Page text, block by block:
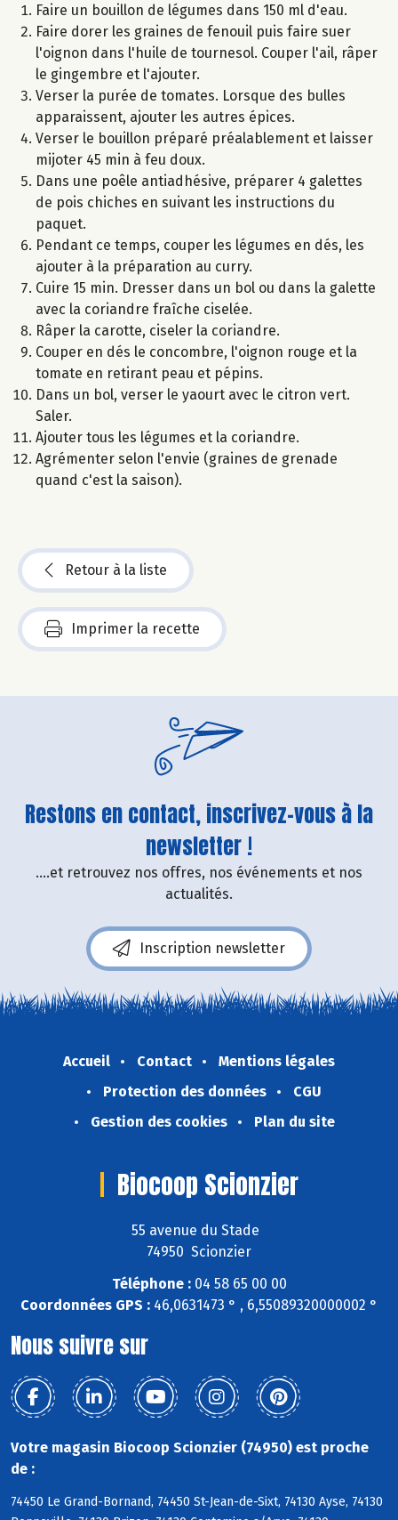
Faire un bouillon de légumes dans 150 ml d'eau.
Faire dorer les graines de fenouil puis faire suer
l'oignon dans l'huile de tournesol. Couper l'ail, râper
le gingembre et l'ajouter.
Verser la purée de tomates. Lorsque des bulles
apparaissent, ajouter les autres épices.
Verser le bouillon préparé préalablement et laisser
mijoter 45 min à feu doux.
Dans une poêle antiadhésive, préparer 4 galettes
de pois chiches en suivant les instructions du
paquet.
Pendant ce temps, couper les légumes en dés, les
ajouter à la préparation au curry.
Cuire 15 min. Dresser dans un bol ou dans la galette
avec la coriandre fraîche ciselée.
Râper la carotte, ciseler la coriandre.
Couper en dés le concombre, l'oignon rouge et la
tomate en retirant peau et pépins.
Dans un bol, verser le yaourt avec le citron vert.
Saler.
Ajouter tous les légumes et la coriandre.
Agrémenter selon l'envie (graines de grenade
quand c'est la saison).
Retour à la liste
Imprimer la recette
Restons en contact, inscrivez-vous à la
newsletter !
....et retrouvez nos offres, nos événements et nos
actualités.
Inscription newsletter
Accueil Contact
Mentions légales
Protection des données
CGU
Gestion des cookies
Plan du site
Biocoop Scionzier
55 avenue du Stade
74950 Scionzier
Téléphone :04 58 65 00 00
Coordonnées GPS : 46,0631473 ° , 6,55089320000002 °
Nous suivre sur
Votre magasin Biocoop Scionzier (74950) est proche
de :
74450 Le Grand-Bornand, 74450 St-Jean-de-Sixt, 74130 Ayse, 74130